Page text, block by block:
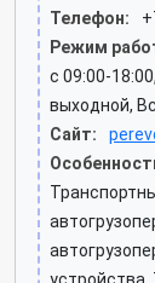
Телефон:
Режим
c 09:00-
выходной,
Сайт: